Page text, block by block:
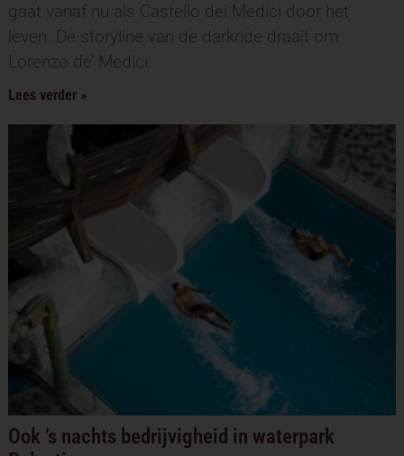
gaat vanaf nu als Castello dei Medici door het
leven. De storyline van de darkride draait om
Lorenzo de’ Medici.
Lees verder »
Ook ’s nachts bedrijvigheid in waterpark